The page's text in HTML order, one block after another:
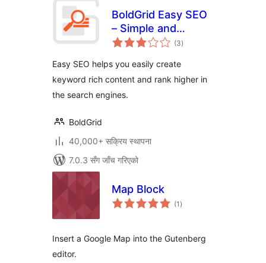
BoldGrid Easy SEO
– Simple and
Effective SEO
(3कुल
रेटिङ्गहरू
)
Easy SEO helps you easily create
keyword rich content and rank higher in
the search engines.
BoldGrid
40,000+ सक्रिय स्थापना
7.0.3 सँग जाँच गरिएको
Map Block
(1 कुल
रेटिङ्गहरू
)
Insert a Google Map into the Gutenberg
editor.